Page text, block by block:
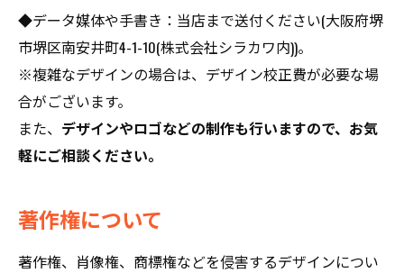
◆データ媒体や手書き：当店まで送付ください(大阪府堺
市堺区南安井町4-1-10(株式会社シラカワ内))。
※複雑なデザインの場合は、デザイン校正費が必要な場
合がございます。
また、 デザインやロゴなどの制作も行いますので、お気
軽にご相談ください。
著作権について
著作権、肖像権、商標権などを侵害するデザインについ